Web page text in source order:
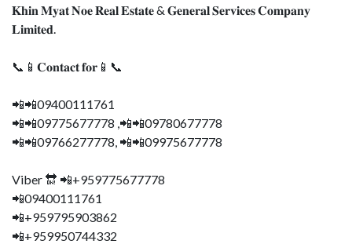
𝐊𝐡𝐢𝐧 𝐌𝐲𝐚𝐭 𝐍𝐨𝐞 𝐑𝐞𝐚𝐥 𝐄𝐬𝐭𝐚𝐭𝐞 & 𝐆𝐞𝐧𝐞𝐫𝐚𝐥 𝐒𝐞𝐫𝐯𝐢𝐜𝐞𝐬 𝐂𝐨𝐦𝐩𝐚𝐧𝐲
𝐋𝐢𝐦𝐢𝐭𝐞𝐝.
📞📱𝐂𝐨𝐧𝐭𝐚𝐜𝐭 𝐟𝐨𝐫📱📞
📲📲09400111761
📲📲09775677778 ,📲📲09780677778
📲📲09766277778, 📲📲09975677778
Viber 🔛 📲+959775677778
📲09400111761
📲+959795903862
📲+959950744332